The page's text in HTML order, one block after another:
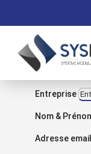
VOUS AVEZ
Entreprise
Nom &
Adresse